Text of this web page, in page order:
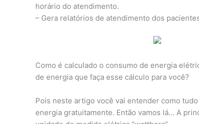
horário do atendimento.
– Gera relatórios de atendimento dos
Como é calculado o consumo de energia
de energia que faça esse cálculo para você?
Pois neste artigo você vai entender como
energia gratuitamente. Então vamos lá… A